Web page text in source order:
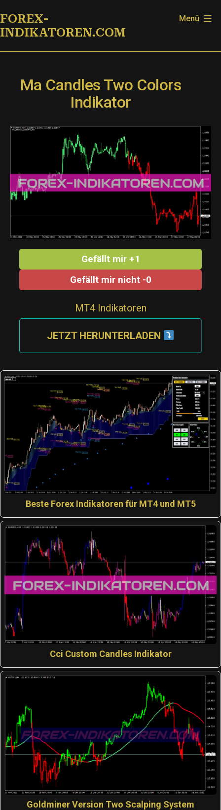
Inhalt
springen
FOREX-
INDIKATOREN.COM
Menü
Ma Candles Two Colors
Indikator
Gefällt mir +1
Gefällt mir nicht -0
MT4 Indikatoren
JETZT HERUNTERLADEN
Beste Forex Indikatoren für MT4 und MT5
Cci Custom Candles Indikator
Goldminer Version Two Scalping System